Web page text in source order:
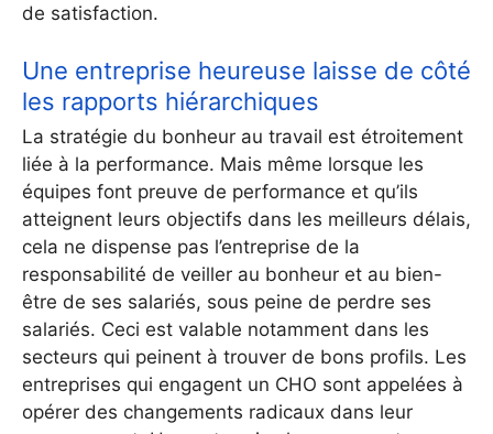
de satisfaction.
Une entreprise heureuse laisse de côté
les rapports hiérarchiques
La stratégie du bonheur au travail est étroitement
liée à la performance. Mais même lorsque les
équipes font preuve de performance et qu’ils
atteignent leurs objectifs dans les meilleurs délais,
cela ne dispense pas l’entreprise de la
responsabilité de veiller au bonheur et au bien-
être de ses salariés, sous peine de perdre ses
salariés. Ceci est valable notamment dans les
secteurs qui peinent à trouver de bons profils. Les
entreprises qui engagent un CHO sont appelées à
opérer des changements radicaux dans leur